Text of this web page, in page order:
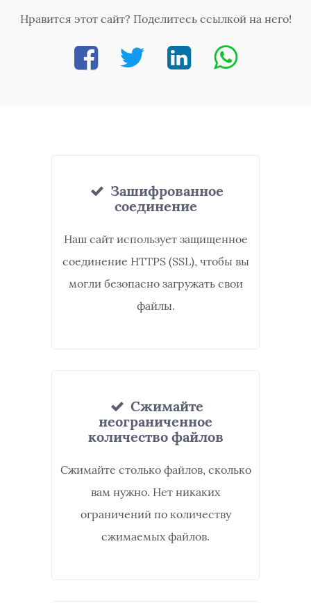
Нравится этот сайт? Поделитесь ссылкой на него!
Зашифрованное
соединение
Наш сайт использует защищенное
соединение HTTPS (SSL), чтобы вы
могли безопасно загружать свои
файлы.
Сжимайте
неограниченное
количество файлов
Сжимайте столько файлов, сколько
вам нужно. Нет никаких
ограничений по количеству
сжимаемых файлов.